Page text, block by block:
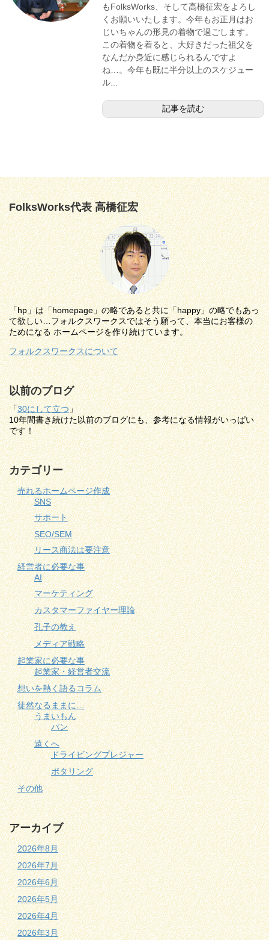
もFolksWorks、そして高橋征宏をよろし
くお願いいたします。今年もお正月はお
じいちゃんの形見の着物で過ごします。
この着物を着ると、大好きだった祖父を
なんだか身近に感じられるんですよ
ね…。今年も既に半分以上のスケジュー
ル...
記事を読む
FolksWorks代表 高橋征宏
「hp」は「homepage」の略であると共に「happy」の略でもあっ
て欲しい…フォルクスワークスではそう願って、本当にお客様の
ためになる ホームページを作り続けています。
フォルクスワークスについて
以前のブログ
「30にして立つ」
10年間書き続けた以前のブログにも、参考になる情報がいっぱい
です！
カテゴリー
売れるホームページ作成
SNS
サポート
SEO/SEM
リース商法は要注意
経営者に必要な事
AI
マーケティング
カスタマーファイヤー理論
孔子の教え
メディア戦略
起業家に必要な事
起業家・経営者交流
想いを熱く語るコラム
徒然なるままに…
うまいもん
パン
遠くへ
ドライビングプレジャー
ポタリング
その他
アーカイブ
2026年8月
2026年7月
2026年6月
2026年5月
2026年4月
2026年3月